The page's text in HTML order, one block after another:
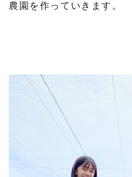
農園を作っていきます。